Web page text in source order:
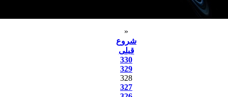
«
شروع
قبلی
330
329
328
327